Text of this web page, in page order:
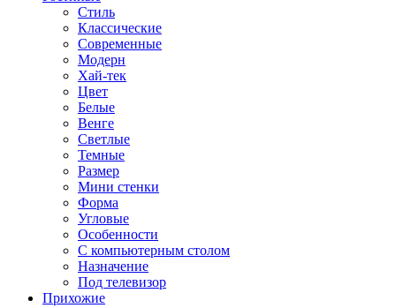
Стиль
Классические
Современные
Модерн
Хай-тек
Цвет
Белые
Венге
Светлые
Темные
Размер
Мини стенки
Форма
Угловые
Особенности
С компьютерным столом
Назначение
Под телевизор
Прихожие